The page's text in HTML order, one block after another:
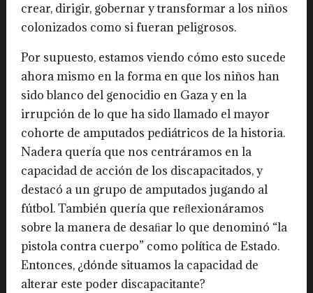
crear, dirigir, gobernar y transformar a los niños
colonizados como si fueran peligrosos.
Por supuesto, estamos viendo cómo esto sucede
ahora mismo en la forma en que los niños han
sido blanco del genocidio en Gaza y en la
irrupción de lo que ha sido llamado el mayor
cohorte de amputados pediátricos de la historia.
Nadera quería que nos centráramos en la
capacidad de acción de los discapacitados, y
destacó a un grupo de amputados jugando al
fútbol. También quería que reﬂexionáramos
sobre la manera de desaﬁar lo que denominó “la
pistola contra cuerpo” como política de Estado.
Entonces, ¿dónde situamos la capacidad de
alterar este poder discapacitante?